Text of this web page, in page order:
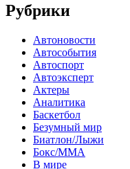
Рубрики
Автоновости
Автособытия
Автоспорт
Автоэксперт
Актеры
Аналитика
Баскетбол
Безумный мир
Биатлон/Лыжи
Бокс/MMA
В мире